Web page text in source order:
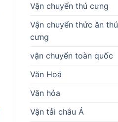
Vận chuyển thú cưng
Vận chuyển thức ăn thú
cưng
vận chuyển toàn quốc
Văn Hoá
Văn hóa
Vận tải châu Á